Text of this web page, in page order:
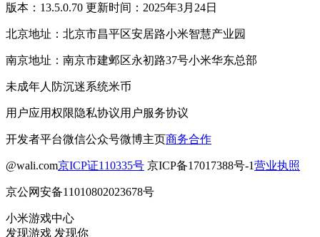
版本：13.5.0.70 更新时间：2025年3月24日
北京地址：北京市昌平区安居路小米智慧产业园
南京地址：南京市建邺区永初路37号小米华东总部
未成年人防沉迷系统米币
用户应用权限隐私协议用户服务协议
开发者平台微信公众号微博主页商务合作
@wali.com京ICP证110335号 京ICP备17017388号-1营业执照
京公网安备11010802023678号
小米游戏中心
发现游戏 发现你